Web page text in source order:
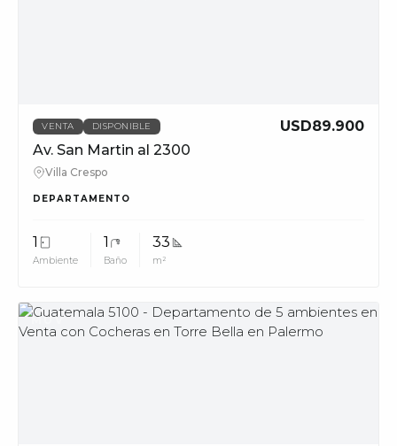
VENTA DISPONIBLE
USD89.900
Av. San Martin al 2300
Villa Crespo
DEPARTAMENTO
1
Ambiente
1
Baño
33
m²
MUV